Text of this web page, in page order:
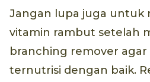
Jangan lupa juga untuk
vitamin rambut setelah
branching remover
ternutrisi dengan baik.